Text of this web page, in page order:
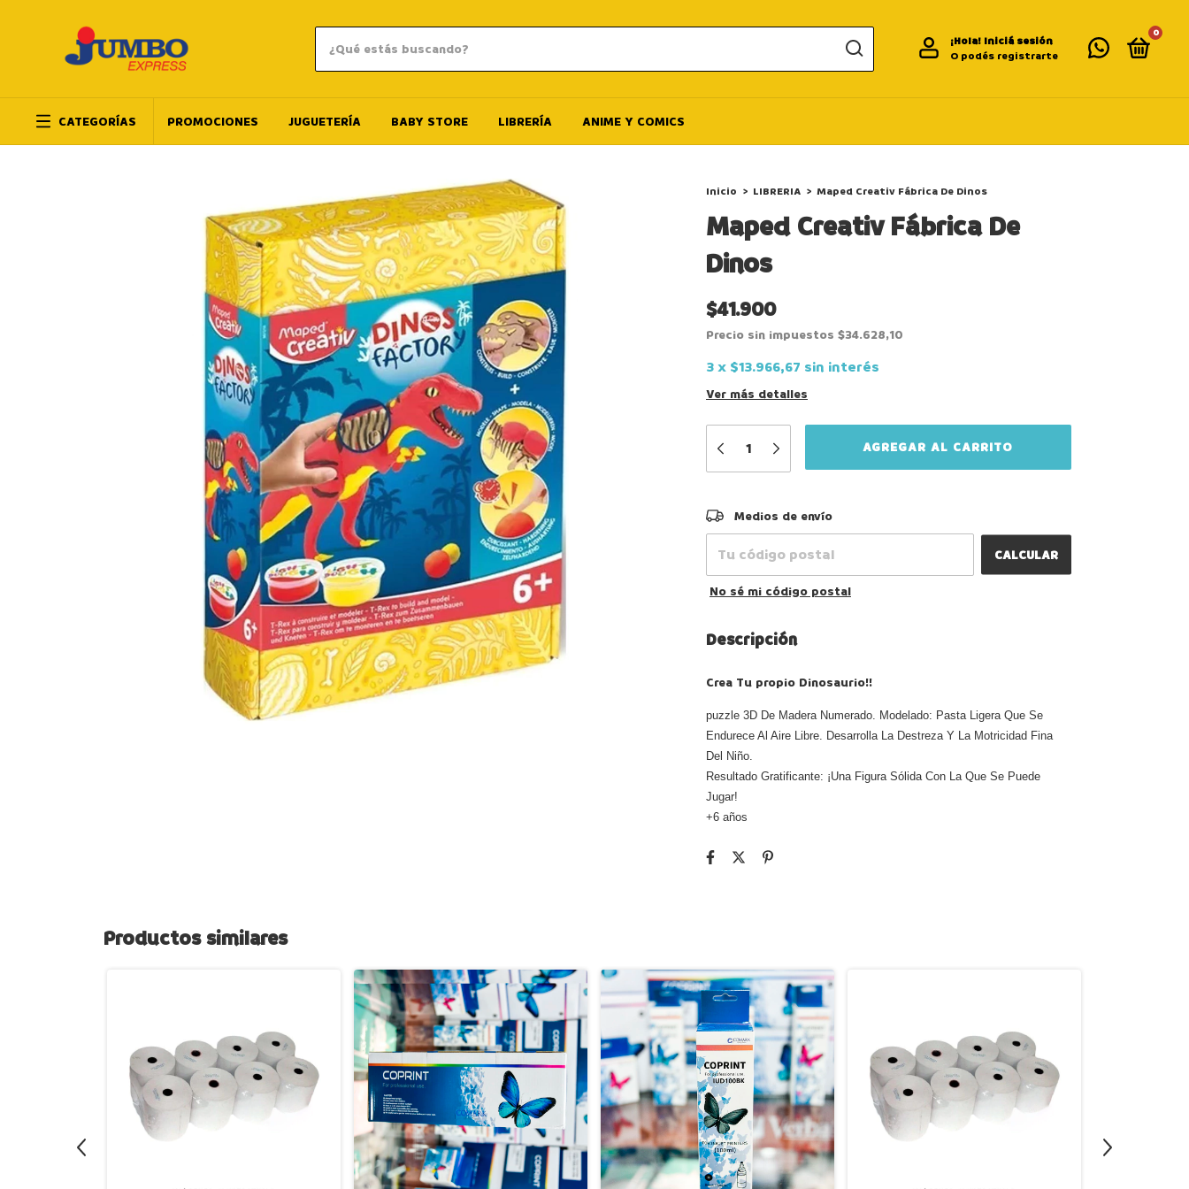
¡Hola! Iniciá sesión
O podés registrarte
0
CATEGORÍAS PROMOCIONES JUGUETERÍA BABY STORE LIBRERÍA ANIME Y COMICS
Inicio > LIBRERIA > Maped Creativ Fábrica De Dinos
Maped Creativ Fábrica De
Dinos
$41.900
Precio sin impuestos $34.628,10
3x $13.966,67 sin interés
Ver más detalles
Entregas para el CP:
Medios de envío
CALCULAR
No sé mi código postal
Descripción
Crea Tu propio Dinosaurio!!
puzzle 3D De Madera Numerado. Modelado: Pasta Ligera Que Se
Endurece Al Aire Libre. Desarrolla La Destreza Y La Motricidad Fina
Del Niño.
Resultado Gratificante: ¡Una Figura Sólida Con La Que Se Puede
Jugar!
+6 años
Productos similares